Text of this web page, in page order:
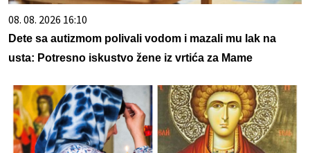
08. 08. 2026 16:10
Dete sa autizmom polivali vodom i mazali mu lak na
usta: Potresno iskustvo žene iz vrtića za Mame